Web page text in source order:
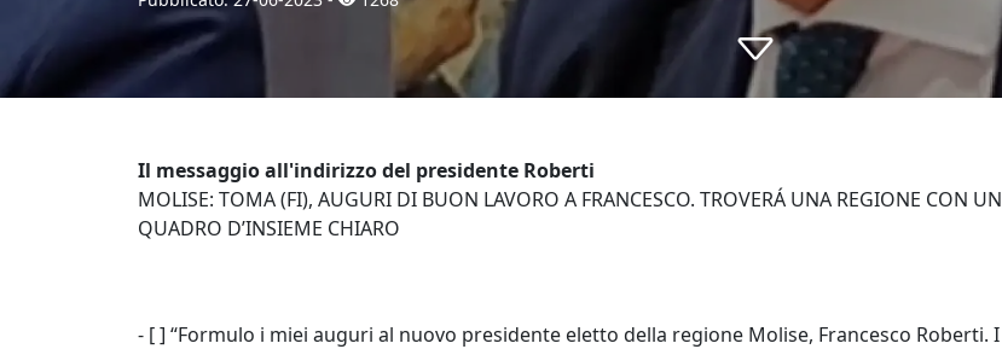
Il messaggio all'indirizzo del presidente Roberti
MOLISE: TOMA (FI), AUGURI DI BUON LAVORO A FRANCESCO. TROVERÁ UNA REGIONE CON UN
QUADRO D’INSIEME CHIARO
- [ ] “Formulo i miei auguri al nuovo presidente eletto della regione Molise, Francesco Roberti. I